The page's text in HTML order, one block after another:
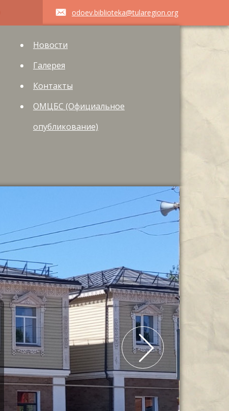
odoev.biblioteka@tularegion.org
Новости
Галерея
Контакты
ОМЦБС (Официальное
опубликование)